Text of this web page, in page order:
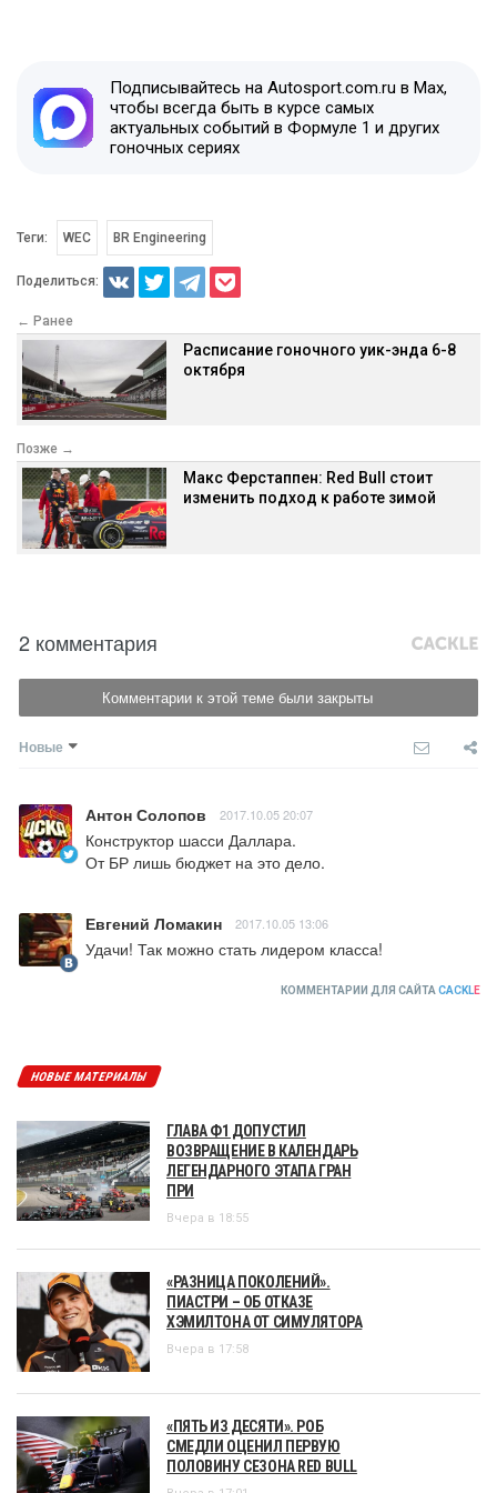
Подписывайтесь на Autosport.com.ru в Max,
чтобы всегда быть в курсе самых
актуальных событий в Формуле 1 и других
гоночных сериях
Теги: WEC BR Engineering
Поделиться:
← Ранее
Расписание гоночного уик-энда 6-8
октября
Позже →
Макс Ферстаппен: Red Bull стоит
изменить подход к работе зимой
2 комментария
Комментарии к этой теме были закрыты
Новые
Антон Солопов 2017.10.05 20:07
Конструктор шасси Даллара.
От БР лишь бюджет на это дело.
Евгений Ломакин 2017.10.05 13:06
Удачи! Так можно стать лидером класса!
КОММЕНТАРИИ ДЛЯ САЙТА CACKLE
НОВЫЕ МАТЕРИАЛЫ
ГЛАВА Ф1 ДОПУСТИЛ
ВОЗВРАЩЕНИЕ В КАЛЕНДАРЬ
ЛЕГЕНДАРНОГО ЭТАПА ГРАН
ПРИ
Вчера в 18:55
«РАЗНИЦА ПОКОЛЕНИЙ».
ПИАСТРИ – ОБ ОТКАЗЕ
ХЭМИЛТОНА ОТ СИМУЛЯТОРА
Вчера в 17:58
«ПЯТЬ ИЗ ДЕСЯТИ». РОБ
СМЕДЛИ ОЦЕНИЛ ПЕРВУЮ
ПОЛОВИНУ СЕЗОНА RED BULL